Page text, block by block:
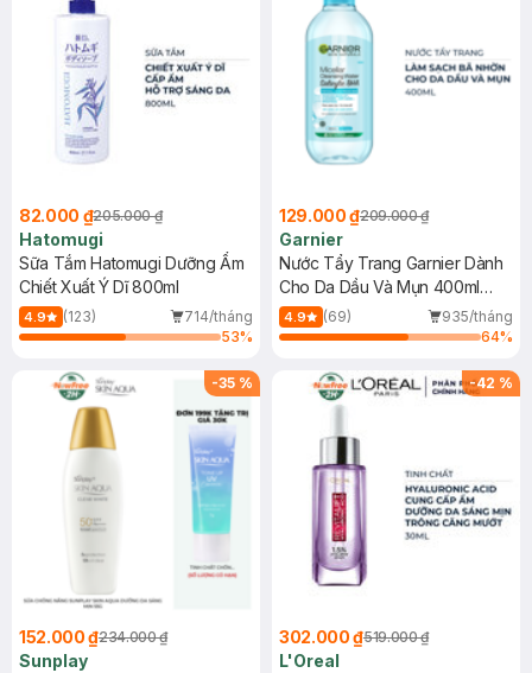
82.000 ₫205.000 ₫
Hatomugi
Sữa Tắm Hatomugi Dưỡng Ẩm
Chiết Xuất Ý Dĩ 800ml
4.9 (123)
714/tháng
53%
129.000 ₫209.000 ₫
Garnier
Nước Tẩy Trang Garnier Dành
Cho Da Dầu Và Mụn 400ml
(Mới)
4.9 (69)
935/tháng
64%
-35 %
152.000 ₫234.000 ₫
Sunplay
-42 %
302.000 ₫519.000 ₫
L'Oreal